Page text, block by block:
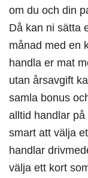
om du och din
Då kan ni sätta
månad med en
handla er mat
utan årsavgift
samla bonus
alltid handlar
smart att välja
handlar
välja ett kort